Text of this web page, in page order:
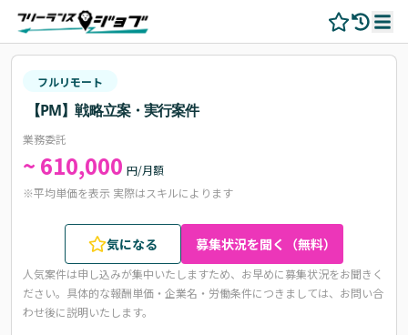
フルリモート
【PM】戦略立案・実行案件
業務委託
~ 610,000 円/月額
※平均単価を表示 実際はスキルによります
気になる 募集状況を聞く（無料）
人気案件は申し込みが集中いたしますため、お早めに募集状況をお聞きく
ださい。 具体的な報酬単価・企業名・労働条件につきましては、お問い合
わせ後に説明いたします。